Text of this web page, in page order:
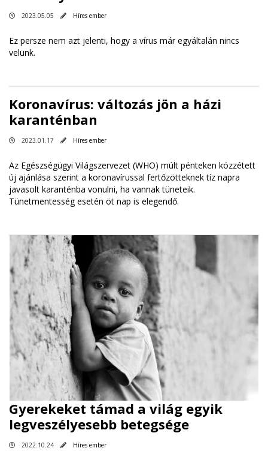
2023.05.05 Híres ember
Ez persze nem azt jelenti, hogy a vírus már egyáltalán nincs
velünk.
Koronavírus: változás jön a házi
karanténban
2023.01.17 Híres ember
Az Egészségügyi Világszervezet (WHO) múlt pénteken közzétett
új ajánlása szerint a koronavírussal fertőzötteknek tíz napra
javasolt karanténba vonulni, ha vannak tüneteik.
Tünetmentesség esetén öt nap is elegendő.
Gyerekeket támad a világ egyik
legveszélyesebb betegsége
2022.10.24 Híres ember